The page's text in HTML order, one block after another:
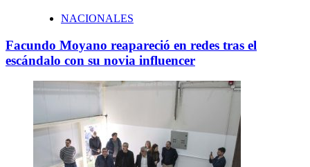
NACIONALES
Facundo Moyano reapareció en redes tras el
escándalo con su novia influencer